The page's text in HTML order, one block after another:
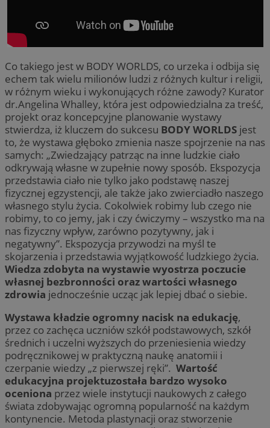
Co takiego jest w BODY WORLDS, co urzeka i odbija się
echem tak wielu milionów ludzi z różnych kultur i religii,
w różnym wieku i wykonujących różne zawody? Kurator
dr.Angelina Whalley, która jest odpowiedzialna za treść,
projekt oraz koncepcyjne planowanie wystawy
stwierdza, iż kluczem do sukcesu BODY WORLDS jest
to, że wystawa głęboko zmienia nasze spojrzenie na nas
samych: „Zwiedzający patrząc na inne ludzkie ciało
odkrywają własne w zupełnie nowy sposób. Ekspozycja
przedstawia ciało nie tylko jako podstawę naszej
fizycznej egzystencji, ale także jako zwierciadło naszego
własnego stylu życia. Cokolwiek robimy lub czego nie
robimy, to co jemy, jak i czy ćwiczymy – wszystko ma na
nas fizyczny wpływ, zarówno pozytywny, jak i
negatywny”. Ekspozycja przywodzi na myśl te
skojarzenia i przedstawia wyjątkowość ludzkiego życia.
Wiedza zdobyta na wystawie wyostrza poczucie
własnej bezbronności oraz wartości własnego
zdrowia jednocześnie ucząc jak lepiej dbać o siebie.
Wystawa kładzie ogromny nacisk na edukację,
przez co zachęca uczniów szkół podstawowych, szkół
średnich i uczelni wyższych do przeniesienia wiedzy
podręcznikowej w praktyczną naukę anatomii i
czerpanie wiedzy „z pierwszej ręki”. Wartość
edukacyjna projektuzostała bardzo wysoko
oceniona przez wiele instytucji naukowych z całego
świata zdobywając ogromną popularność na każdym
kontynencie. Metoda plastynacji oraz stworzenie